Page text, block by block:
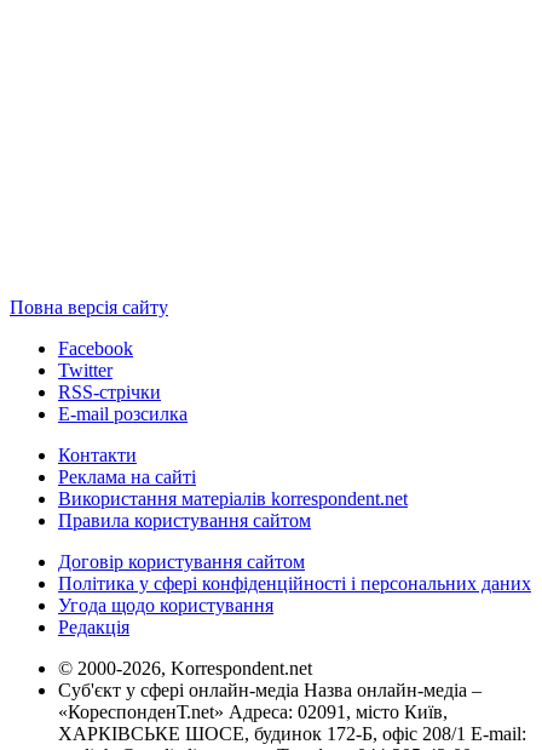
Повна версія сайту
Facebook
Twitter
RSS-стрічки
E-mail розсилка
Контакти
Реклама на сайті
Використання матеріалів korrespondent.net
Правила користування сайтом
Договір користування сайтом
Політика у сфері конфіденційності і персональних даних
Угода щодо користування
Редакція
© 2000-2026, Korrespondent.net
Суб'єкт у сфері онлайн-медіа Назва онлайн-медіа –
«КореспонденТ.net» Адреса: 02091, місто Київ,
ХАРКІВСЬКЕ ШОСЕ, будинок 172-Б, офіс 208/1 E-mail: